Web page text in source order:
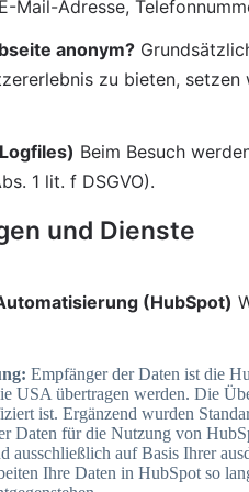
Mail-Adresse,
anonym?
zu bieten,
Beim Besuch
1 lit. f DSGVO).
und Dienste
(HubSpot)
Empfänger der Daten ist die
USA übertragen werden. Die
ist. Ergänzend wurden
Daten für die Nutzung von
ausschließlich auf Basis Ihrer
Ihre Daten in HubSpot so